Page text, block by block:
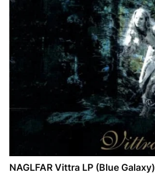
NAGLFAR Vittra LP (Blue Galaxy)